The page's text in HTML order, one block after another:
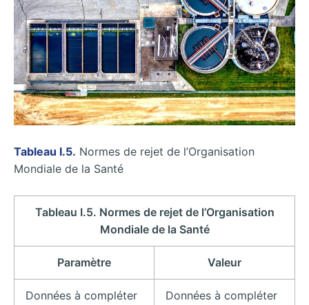
Tableau I.5. Normes de rejet de l’Organisation
Mondiale de la Santé
Tableau I.5. Normes de rejet de l’Organisation
Mondiale de la Santé
Paramètre Valeur
Données à compléter Données à compléter